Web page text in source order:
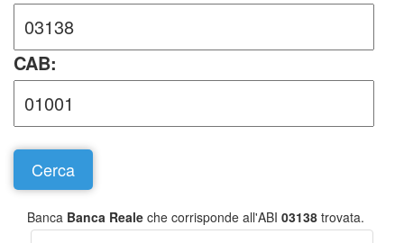
CAB:
Banca Banca Reale che corrisponde all'ABI 03138 trovata.